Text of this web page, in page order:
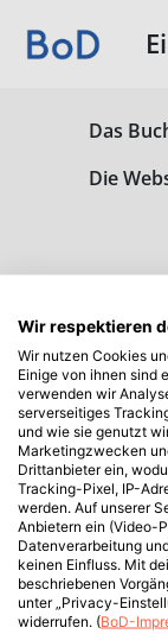
Das
Die
Wir respektieren
Wir nutzen Cookies
Einige von ihnen sind
verwenden wir
serverseitiges
und wie sie genutzt
Marketingzwecken
Drittanbieter ein,
Tracking-Pixel, IP-
werden. Auf unserer
Anbietern ein (Video-
Datenverarbeitung
keinen Einfluss. Mit
beschriebenen
unter „Privacy-
widerrufen. (BoD-